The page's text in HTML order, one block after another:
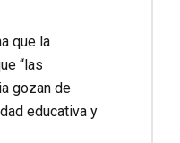
que la
“las
gozan de
educativa y